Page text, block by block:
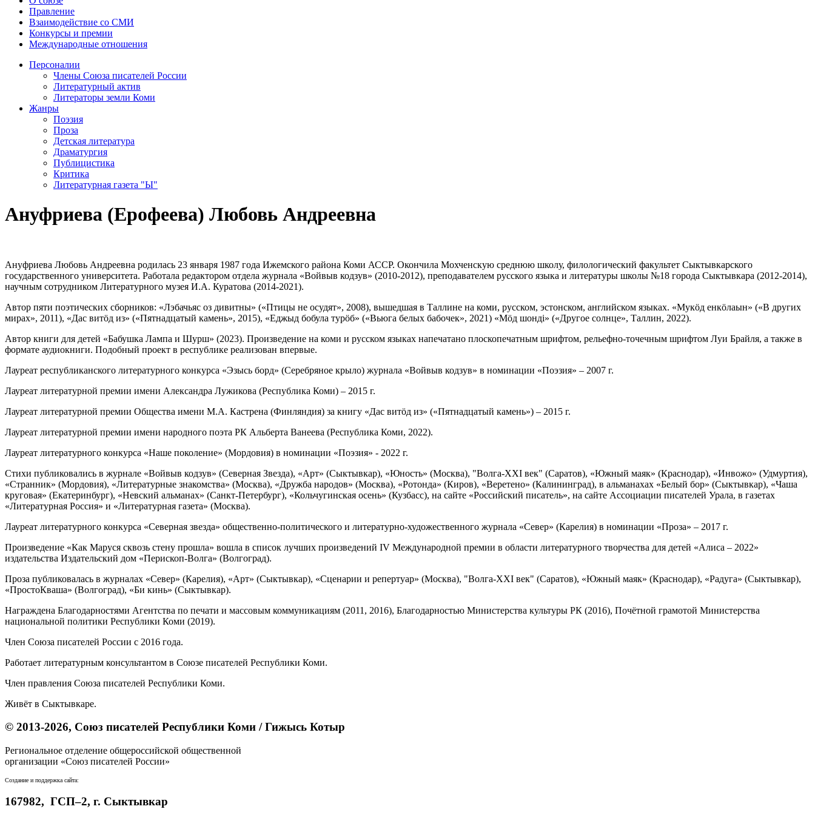
Правление
Взаимодействие со СМИ
Конкурсы и премии
Международные отношения
Персоналии
Члены Союза писателей России
Литературный актив
Литераторы земли Коми
Жанры
Поэзия
Проза
Детская литература
Драматургия
Публицистика
Критика
Литературная газета "Ы"
Ануфриева (Ерофеева) Любовь Андреевна
Ануфриева Любовь Андреевна родилась 23 января 1987 года Ижемского района Коми АССР. Окончила Мохченскую среднюю школу, филологический факультет Сыктывкарского
государственного университета. Работала редактором отдела журнала «Войвыв кодзув» (2010-2012), преподавателем русского языка и литературы школы №18 города Сыктывкара (2012-2014),
научным сотрудником Литературного музея И.А. Куратова (2014-2021).
Автор пяти поэтических сборников: «Лэбачьяс оз дивитны» («Птицы не осудят», 2008), вышедшая в Таллине на коми, русском, эстонском, английском языках. «Мукӧд енкӧлаын» («В других
мирах», 2011), «Дас витöд из» («Пятнадцатый камень», 2015), «Еджыд бобула турӧб» («Вьюга белых бабочек», 2021) «Мӧд шондi» («Другое солнце», Таллин, 2022).
Автор книги для детей «Бабушка Лампа и Шурш» (2023). Произведение на коми и русском языках напечатано плоскопечатным шрифтом, рельефно-точечным шрифтом Луи Брайля, а также в
формате аудиокниги. Подобный проект в республике реализован впервые.
Лауреат республиканского литературного конкурса «Эзысь борд» (Серебряное крыло) журнала «Войвыв кодзув» в номинации «Поэзия» – 2007 г.
Лауреат литературной премии имени Александра Лужикова (Республика Коми) – 2015 г.
Лауреат литературной премии Общества имени М.А. Кастрена (Финляндия) за книгу «Дас витöд из» («Пятнадцатый камень») – 2015 г.
Лауреат литературной премии имени народного поэта РК Альберта Ванеева (Республика Коми, 2022).
Лауреат литературного конкурса «Наше поколение» (Мордовия) в номинации «Поэзия» - 2022 г.
Стихи публиковались в журнале «Войвыв кодзув» (Северная Звезда), «Арт» (Сыктывкар), «Юность» (Москва), "Волга-XXI век" (Саратов), «Южный маяк» (Краснодар), «Инвожо» (Удмуртия),
«Странник» (Мордовия), «Литературные знакомства» (Москва), «Дружба народов» (Москва), «Ротонда» (Киров), «Веретено» (Калининград), в альманахах «Белый бор» (Сыктывкар), «Чаша
круговая» (Екатеринбург), «Невский альманах» (Санкт-Петербург), «Кольчугинская осень» (Кузбасс), на сайте «Российский писатель», на сайте Ассоциации писателей Урала, в газетах
«Литературная Россия» и «Литературная газета» (Москва).
Лауреат литературного конкурса «Северная звезда» общественно-политического и литературно-художественного журнала «Север» (Карелия) в номинации «Проза» – 2017 г.
Произведение «Как Маруся сквозь стену прошла» вошла в список лучших произведений IV Международной премии в области литературного творчества для детей «Алиса – 2022»
издательства Издательский дом «Перископ-Волга» (Волгоград).
Проза публиковалась в журналах «Север» (Карелия), «Арт» (Сыктывкар), «Сценарии и репертуар» (Москва), "Волга-XXI век" (Саратов), «Южный маяк» (Краснодар), «Радуга» (Сыктывкар),
«ПростоКваша» (Волгоград), «Би кинь» (Сыктывкар).
Награждена Благодарностями Агентства по печати и массовым коммуникациям (2011, 2016), Благодарностью Министерства культуры РК (2016), Почётной грамотой Министерства
национальной политики Республики Коми (2019).
Член Союза писателей России с 2016 года.
Работает литературным консультантом в Союзе писателей Республики Коми.
Член правления Союза писателей Республики Коми.
Живёт в Сыктывкаре.
© 2013-2026, Союз писателей Республики Коми / Гижысь Котыр
Региональное отделение общероссийской общественной
организации «Союз писателей России»
Создание и поддержка сайта:
167982, ГСП–2, г. Сыктывкар